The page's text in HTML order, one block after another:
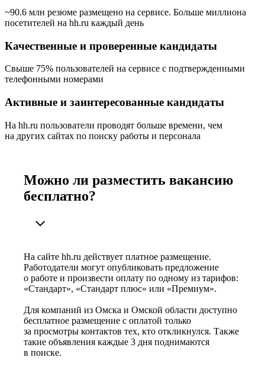
~90.6 млн резюме размещено на сервисе. Больше миллиона
посетителей на hh.ru каждый день
Качественные и проверенные кандидаты
Свыше 75% пользователей на сервисе с подтвержденными
телефонными номерами
Активные и заинтересованные кандидаты
На hh.ru пользователи проводят больше времени, чем
на других сайтах по поиску работы и персонала
Можно ли разместить вакансию
бесплатно?
На сайте hh.ru действует платное размещение.
Работодатели могут опубликовать предложение
о работе и произвести оплату по одному из тарифов:
«Стандарт», «Стандарт плюс» или «Премиум».
Для компаний из Омска и Омской области доступно
бесплатное размещение с оплатой только
за просмотры контактов тех, кто откликнулся. Также
такие объявления каждые 3 дня поднимаются
в поиске.